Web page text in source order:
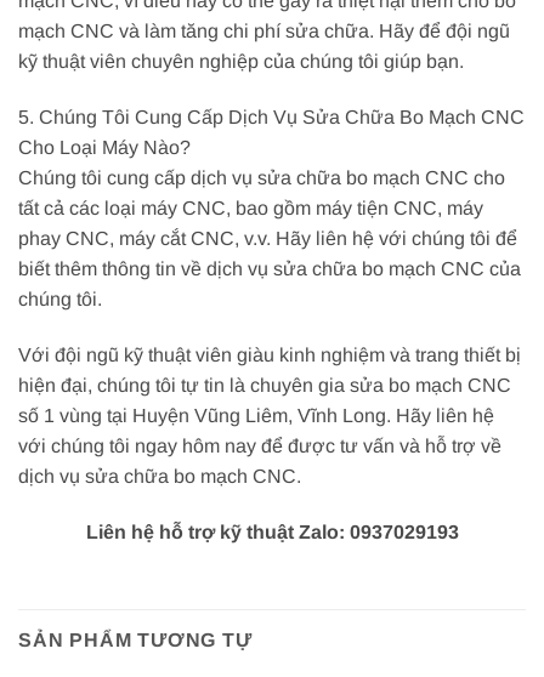
mạch CNC và làm tăng chi phí sửa chữa. Hãy để đội ngũ
kỹ thuật viên chuyên nghiệp của chúng tôi giúp bạn.
5. Chúng Tôi Cung Cấp Dịch Vụ Sửa Chữa Bo Mạch CNC
Cho Loại Máy Nào?
Chúng tôi cung cấp dịch vụ sửa chữa bo mạch CNC cho
tất cả các loại máy CNC, bao gồm máy tiện CNC, máy
phay CNC, máy cắt CNC, v.v. Hãy liên hệ với chúng tôi để
biết thêm thông tin về dịch vụ sửa chữa bo mạch CNC của
chúng tôi.
Với đội ngũ kỹ thuật viên giàu kinh nghiệm và trang thiết bị
hiện đại, chúng tôi tự tin là chuyên gia sửa bo mạch CNC
số 1 vùng tại Huyện Vũng Liêm, Vĩnh Long. Hãy liên hệ
với chúng tôi ngay hôm nay để được tư vấn và hỗ trợ về
dịch vụ sửa chữa bo mạch CNC.
Liên hệ hỗ trợ kỹ thuật Zalo: 0937029193
SẢN PHẨM TƯƠNG TỰ